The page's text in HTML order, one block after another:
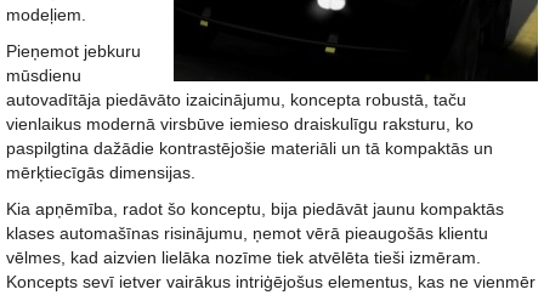
modeļiem.
Pieņemot jebkuru
mūsdienu
autovadītāja piedāvāto izaicinājumu, koncepta robustā, taču
vienlaikus modernā virsbūve iemieso draiskulīgu raksturu, ko
paspilgtina dažādie kontrastējošie materiāli un tā kompaktās un
mērķtiecīgās dimensijas.
Kia apņēmība, radot šo konceptu, bija piedāvāt jaunu kompaktās
klases automašīnas risinājumu, ņemot vērā pieaugošās klientu
vēlmes, kad aizvien lielāka nozīme tiek atvēlēta tieši izmēram.
Koncepts sevī ietver vairākus intriģējošus elementus, kas ne vienmēr